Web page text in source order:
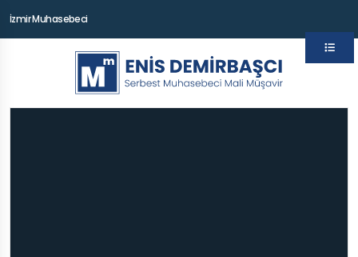
İzmir Muhasebeci